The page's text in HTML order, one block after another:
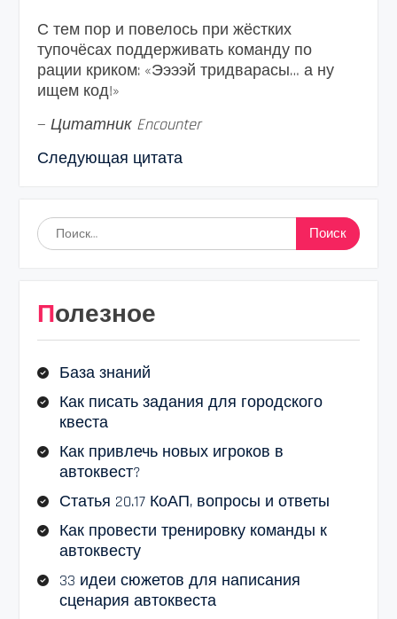
С тем пор и повелось при жёстких
тупочёсах поддерживать команду по
рации криком: «Ээээй тридварасы… а ну
ищем код!»
— Цитатник Encounter
Следующая цитата
Найти:
Полезное
База знаний
Как писать задания для городского
квеста
Как привлечь новых игроков в
автоквест?
Статья 20.17 КоАП, вопросы и ответы
Как провести тренировку команды к
автоквесту
33 идеи сюжетов для написания
сценария автоквеста